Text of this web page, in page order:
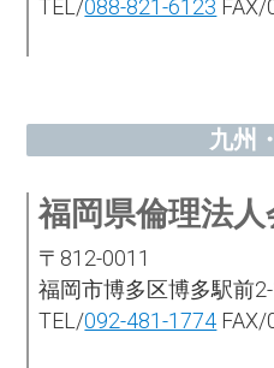
TEL/088-821-6123
九州
福岡県倫理法人
〒812-0011
福岡市博多区博多駅前
TEL/092-481-1774